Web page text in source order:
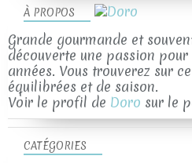
À PROPOS
Grande gourmande et
découverte une passion
années. Vous trouverez sur
équilibrées et de saison.
Voir le profil de Doro sur le
CATÉGORIES